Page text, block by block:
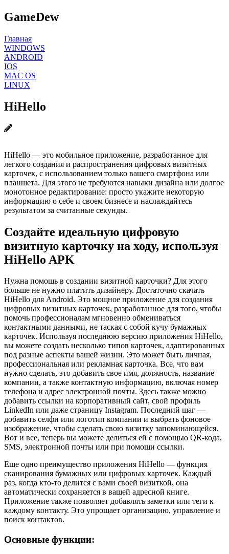
GameDew
Главная
WINDOWS
ANDROID
IOS
MAC OS
LINUX
HiHello
HiHello — это мобильное приложение, разработанное для
легкого создания и распространения цифровых визитных
карточек, с использованием только вашего смартфона или
планшета. Для этого не требуются навыки дизайна или долгое
монотонное редактирование: просто укажите некоторую
информацию о себе и своем бизнесе и наслаждайтесь
результатом за считанные секунды.
Создайте идеальную цифровую
визитную карточку на ходу, используя
HiHello APK
Нужна помощь в создании визитной карточки? Для этого
больше не нужно платить дизайнеру. Достаточно скачать
HiHello для Android. Это мощное приложение для создания
цифровых визитных карточек, разработанное для того, чтобы
помочь профессионалам мгновенно обмениваться
контактными данными, не таская с собой кучу бумажных
карточек. Используя последнюю версию приложения HiHello,
вы можете создать несколько типов карточек, адаптированных
под разные аспекты вашей жизни. Это может быть личная,
профессиональная или рекламная карточка. Все, что вам
нужно сделать, это добавить свое имя, должность, название
компании, а также контактную информацию, включая номер
телефона и адрес электронной почты. Здесь также можно
добавить ссылки на корпоративный сайт, свой профиль
LinkedIn или даже страницу Instagram. Последний шаг —
добавить селфи или логотип компании и выбрать фоновое
изображение, чтобы сделать свою визитку запоминающейся.
Вот и все, теперь вы можете делиться ей с помощью QR-кода,
SMS, электронной почты или при помощи ссылки.
Еще одно преимущество приложения HiHello — функция
сканирования бумажных или цифровых карточек. Каждый
раз, когда кто-то делится с вами своей визиткой, она
автоматически сохраняется в вашей адресной книге.
Приложение также позволяет добавлять заметки или теги к
каждому контакту. Это упрощает организацию, управление и
поиск контактов.
Основные функции: